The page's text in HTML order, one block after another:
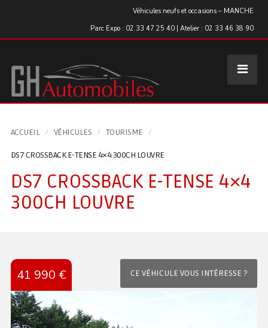
Véhicules neufs et occasions – MANCHE
Parc Expo : 02 33 47 25 40 | Atelier : 02 33 46 38 90
ACCUEIL VÉHICULES TOURISME
DS7 CROSSBACK E-TENSE 4×4 300CH LOUVRE
DS7 CROSSBACK E-TENSE 4×4
300CH LOUVRE
41 990 € CE VÉHICULE VOUS INTÉRESSE ?
Panneau de gestion des cookies